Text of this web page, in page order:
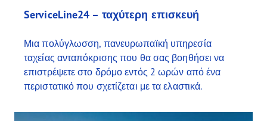
ServiceLine24 – ταχύτερη επισκευή
Μια πολύγλωσση, πανευρωπαϊκή υπηρεσία
ταχείας ανταπόκρισης που θα σας βοηθήσει να
επιστρέψετε στο δρόμο εντός 2 ωρών από ένα
περιστατικό που σχετίζεται με τα ελαστικά.